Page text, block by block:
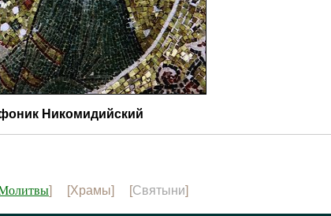
Никомидийский
] [Храмы] [Святыни]